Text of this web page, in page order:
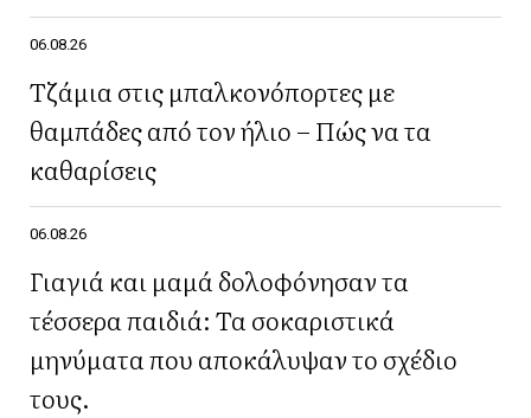
06.08.26
Τζάμια στις μπαλκονόπορτες με
θαμπάδες από τον ήλιο – Πώς να τα
καθαρίσεις
06.08.26
Γιαγιά και μαμά δολοφόνησαν τα
τέσσερα παιδιά: Τα σοκαριστικά
μηνύματα που αποκάλυψαν το σχέδιο
τους.